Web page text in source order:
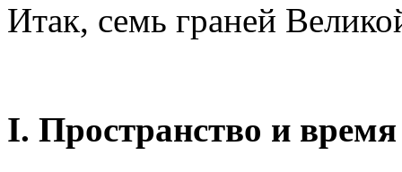
Итак, семь граней
I. Пространство и